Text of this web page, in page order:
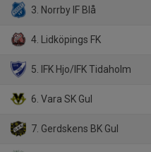
3. Norrby IF Blå
4. Lidköpings FK
5. IFK Hjo/IFK Tidaholm
6. Vara SK Gul
7. Gerdskens BK Gul